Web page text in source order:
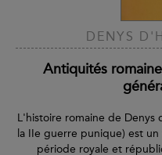
DENYS
Antiquités
L'histoire romaine de Denys
la IIe guerre punique) est
période royale et